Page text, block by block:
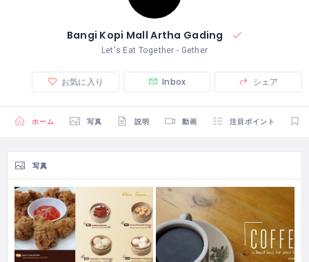
Bangi Kopi Mall Artha Gading
Let's Eat Together - Gether
お気に入り Inbox シェア
ホーム 写真 説明 動画 注目ポイント
写真